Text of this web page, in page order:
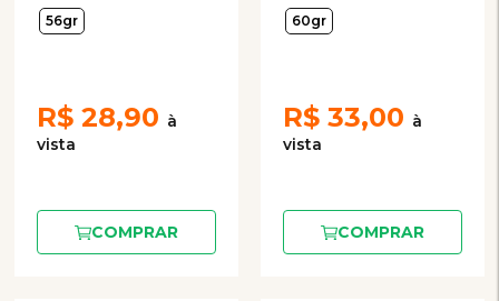
para Gatos com 4
Unidades de 14g
56gr
R$ 28,90
COMPRAR
Gatos com 4 Unidades
de 15g
60gr
R$ 33,00
COMPRAR